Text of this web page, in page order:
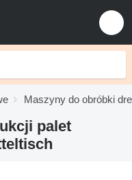
Maszyny do obróbki
palet